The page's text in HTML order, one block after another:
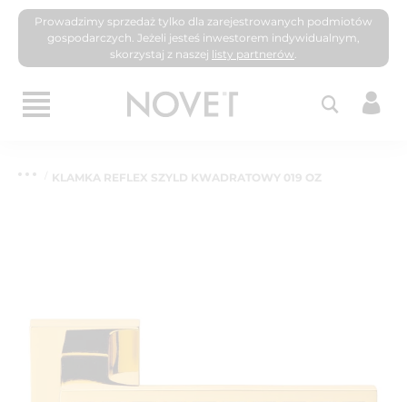
Prowadzimy sprzedaż tylko dla zarejestrowanych podmiotów
gospodarczych. Jeżeli jesteś inwestorem indywidualnym,
skorzystaj z naszej listy partnerów.
KLAMKA REFLEX SZYLD KWADRATOWY 019 OZ